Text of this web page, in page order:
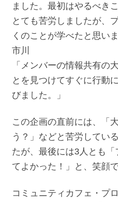
ました。最初はやるべき
とても苦労しましたが、
くのことが学べたと思いま
市川
「メンバーの情報共有の
とを見つけてすぐに行動
びました。」
この企画の直前には、「
う？」などと苦労してい
たが、最後には3人とも
てよかった！」と、笑顔
コミュニティカフェ・プ